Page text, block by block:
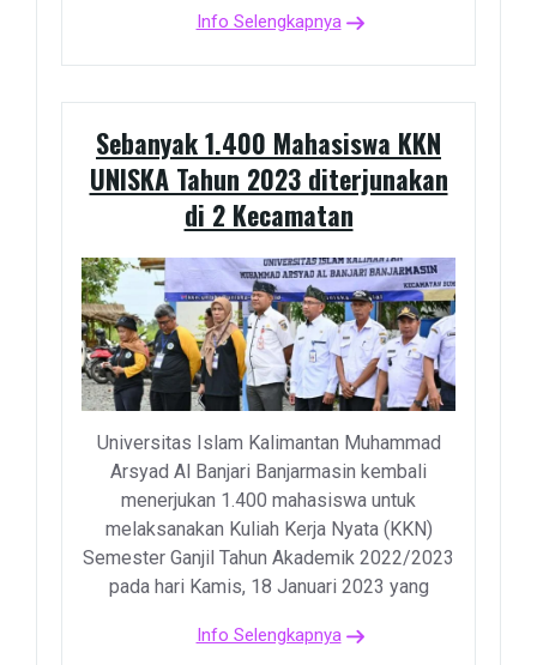
Info Selengkapnya
Sebanyak 1.400 Mahasiswa KKN
UNISKA Tahun 2023 diterjunakan
di 2 Kecamatan
Universitas Islam Kalimantan Muhammad
Arsyad Al Banjari Banjarmasin kembali
menerjukan 1.400 mahasiswa untuk
melaksanakan Kuliah Kerja Nyata (KKN)
Semester Ganjil Tahun Akademik 2022/2023
pada hari Kamis, 18 Januari 2023 yang
Info Selengkapnya